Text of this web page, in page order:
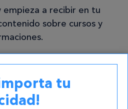
empieza a recibir en tu
sobre cursos y
con la
tu